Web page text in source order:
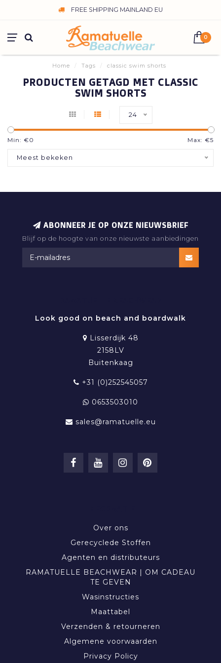
FREE SHIPPING MAINLAND EU
0
Home / Tags / classic swim shorts
PRODUCTEN GETAGD MET CLASSIC
SWIM SHORTS
24
Min: €0 Max: €5
Meest bekeken
ABONNEER JE OP ONZE NIEUWSBRIEF
Blijf op de hoogte van onze nieuwste aanbiedingen
Look good on beach and boardwalk
Lisserdijk 48
2158LV
Buitenkaag
+31 (0)252545057
0653503010
sales@ramatuelle.eu
Over ons
Gerecyclede Stoffen
Agenten en distributeurs
RAMATUELLE BEACHWEAR | OM CADEAU
TE GEVEN
Wasinstructies
Maattabel
Verzenden & retourneren
Algemene voorwaarden
Privacy Policy